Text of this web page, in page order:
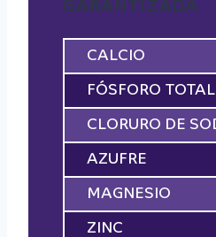
GARANTIZADA
CALCIO
FÓSFORO TOTAL
CLORURO DE
AZUFRE
MAGNESIO
ZINC